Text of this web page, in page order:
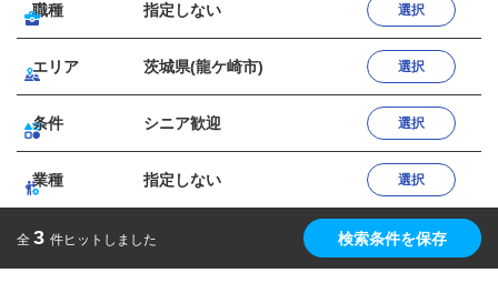
職種 指定しない 選択
エリア 茨城県(龍ケ崎市) 選択
条件 シニア歓迎 選択
業種 指定しない 選択
全 3 件ヒットしました 検索条件を保存